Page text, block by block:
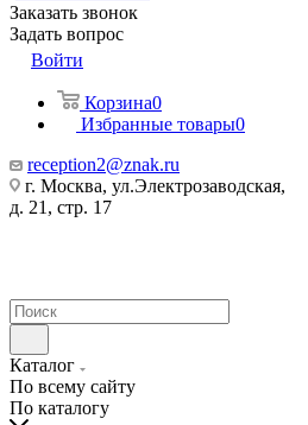
Заказать звонок
Задать вопрос
Войти
Корзина0
Избранные товары0
reception2@znak.ru
г. Москва, ул.Электрозаводская,
д. 21, стр. 17
Каталог
По всему сайту
По каталогу